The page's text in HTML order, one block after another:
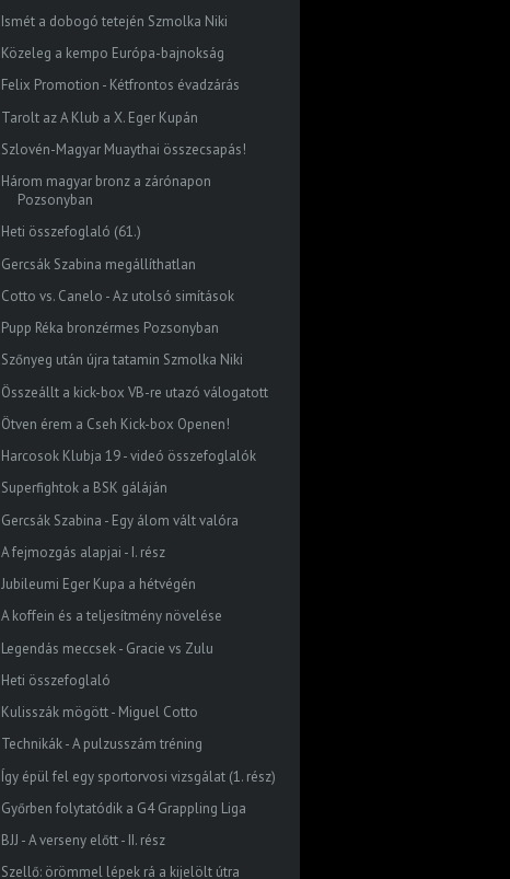
Ismét a dobogó tetején Szmolka Niki
Közeleg a kempo Európa-bajnokság
Felix Promotion - Kétfrontos évadzárás
Tarolt az A Klub a X. Eger Kupán
Szlovén-Magyar Muaythai összecsapás!
Három magyar bronz a zárónapon
Pozsonyban
Heti összefoglaló (61.)
Gercsák Szabina megállíthatlan
Cotto vs. Canelo - Az utolsó simítások
Pupp Réka bronzérmes Pozsonyban
Szőnyeg után újra tatamin Szmolka Niki
Összeállt a kick-box VB-re utazó válogatott
Ötven érem a Cseh Kick-box Openen!
Harcosok Klubja 19 - videó összefoglalók
Superfightok a BSK gáláján
Gercsák Szabina - Egy álom vált valóra
A fejmozgás alapjai - I. rész
Jubileumi Eger Kupa a hétvégén
A koffein és a teljesítmény növelése
Legendás meccsek - Gracie vs Zulu
Heti összefoglaló
Kulisszák mögött - Miguel Cotto
Technikák - A pulzusszám tréning
Így épül fel egy sportorvosi vizsgálat (1. rész)
Győrben folytatódik a G4 Grappling Liga
BJJ - A verseny előtt - II. rész
Szellő: örömmel lépek rá a kijelölt útra